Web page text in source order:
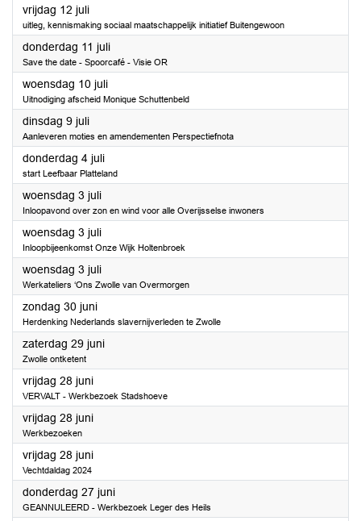
vrijdag 12 juli2024
uitleg, kennismaking sociaal maatschappelijk initiatief Buitengewoon
donderdag 11 juli2024
Save the date - Spoorcafé - Visie OR
woensdag 10 juli2024
Uitnodiging afscheid Monique Schuttenbeld
dinsdag 9 juli2024
Aanleveren moties en amendementen Perspectiefnota
donderdag 4 juli2024
start Leefbaar Platteland
woensdag 3 juli2024
Inloopavond over zon en wind voor alle Overijsselse inwoners
woensdag 3 juli2024
Inloopbijeenkomst Onze Wijk Holtenbroek
woensdag 3 juli2024
Werkateliers ‘Ons Zwolle van Overmorgen
zondag 30 juni2024
Herdenking Nederlands slavernijverleden te Zwolle
zaterdag 29 juni2024
Zwolle ontketent
vrijdag 28 juni2024
VERVALT - Werkbezoek Stadshoeve
vrijdag 28 juni2024
Werkbezoeken
vrijdag 28 juni2024
Vechtdaldag 2024
donderdag 27 juni2024
GEANNULEERD - Werkbezoek Leger des Heils